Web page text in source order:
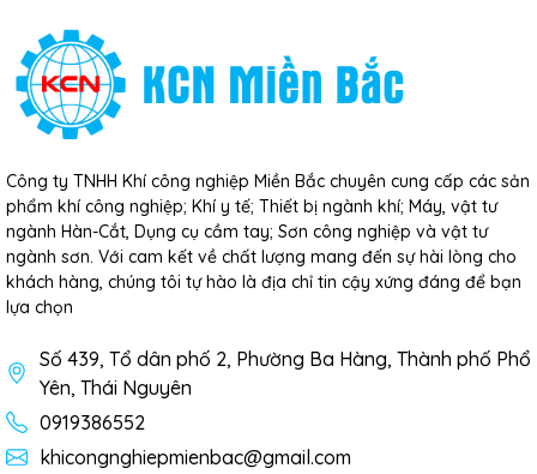
Công ty TNHH Khí công nghiệp Miền Bắc chuyên cung cấp các sản
phẩm khí công nghiệp; Khí y tế; Thiết bị ngành khí; Máy, vật tư
ngành Hàn-Cắt, Dụng cụ cầm tay; Sơn công nghiệp và vật tư
ngành sơn. Với cam kết về chất lượng mang đến sự hài lòng cho
khách hàng, chúng tôi tự hào là địa chỉ tin cậy xứng đáng để bạn
lựa chọn
Số 439, Tổ dân phố 2, Phường Ba Hàng, Thành phố Phổ
Yên, Thái Nguyên
0919386552
khicongnghiepmienbac@gmail.com